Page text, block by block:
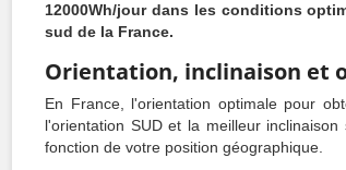
12000Wh/jour dans les conditions
sud de la France.
Orientation, inclinaison et
En France, l'orientation optimale pour
l'orientation SUD et la meilleur
fonction de votre position géographique.